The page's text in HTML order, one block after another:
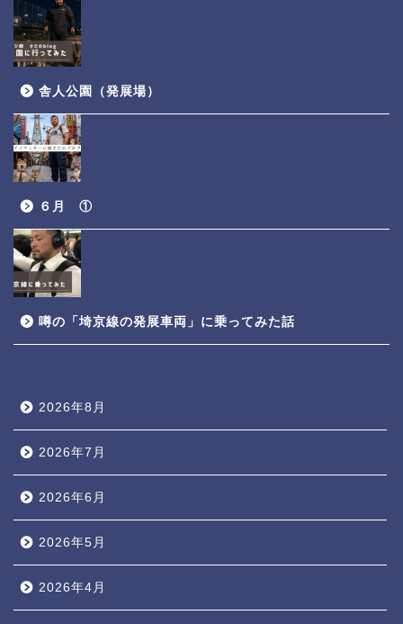
舎人公園（発展場）
６月 ①
噂の「埼京線の発展車両」に乗ってみた話
2026年8月
2026年7月
2026年6月
2026年5月
2026年4月